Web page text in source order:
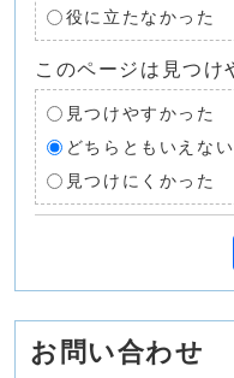
役に立たなかった
このページは見つけ
見つけやすかった
どちらともいえない
見つけにくかった
お問い合わせ